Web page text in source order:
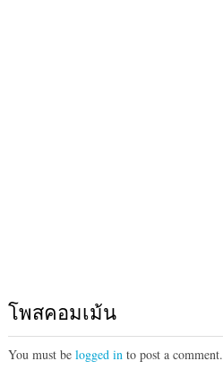
โพสคอมเม้น
You must be logged into post a comment.